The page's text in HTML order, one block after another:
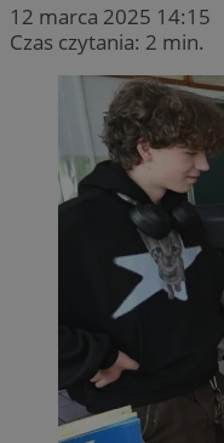
12 marca 2025 14:15
Czas czytania: 2 min.